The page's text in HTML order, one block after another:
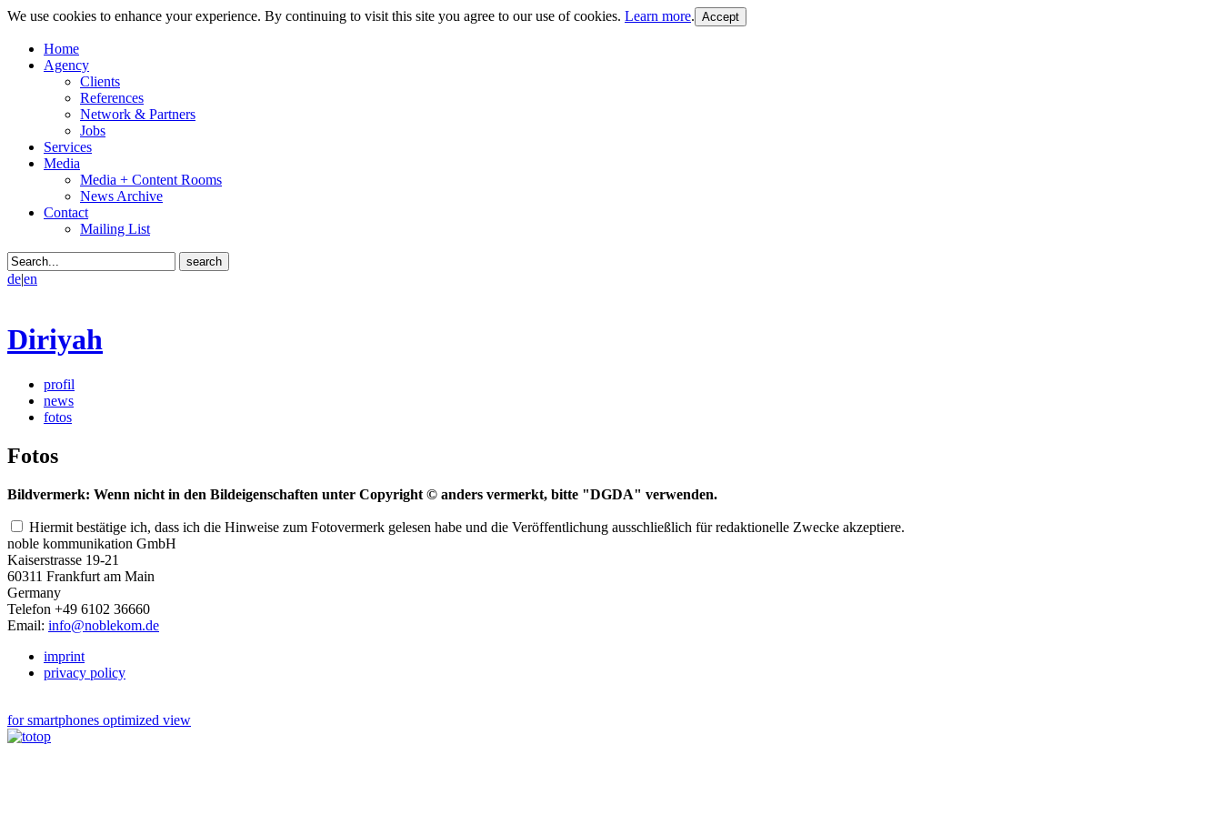
We use cookies to enhance your experience. By continuing to visit this site you agree to our use of cookies. Learn more.
Home
Agency
Clients
References
Network & Partners
Jobs
Services
Media
Media + Content Rooms
News Archive
Contact
Mailing List
de|en
Diriyah
profil
news
fotos
Fotos
Bildvermerk: Wenn nicht in den Bildeigenschaften unter Copyright © anders vermerkt, bitte "DGDA" verwenden.
Hiermit bestätige ich, dass ich die Hinweise zum Fotovermerk gelesen habe und die Veröffentlichung ausschließlich für redaktionelle Zwecke akzeptiere.
noble kommunikation GmbH
Kaiserstrasse 19-21
60311 Frankfurt am Main
Germany
Telefon +49 6102 36660
Email: info@noblekom.de
imprint
privacy policy
for smartphones optimized view